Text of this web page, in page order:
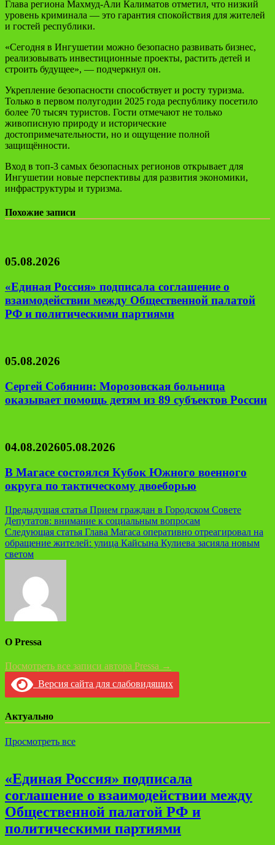
Глава региона Махмуд-Али Калиматов отметил, что низкий
уровень криминала — это гарантия спокойствия для жителей
и гостей республики.
«Сегодня в Ингушетии можно безопасно развивать бизнес,
реализовывать инвестиционные проекты, растить детей и
строить будущее», — подчеркнул он.
Укрепление безопасности способствует и росту туризма.
Только в первом полугодии 2025 года республику посетило
более 70 тысяч туристов. Гости отмечают не только
живописную природу и исторические
достопримечательности, но и ощущение полной
защищённости.
Вход в топ-3 самых безопасных регионов открывает для
Ингушетии новые перспективы для развития экономики,
инфраструктуры и туризма.
Похожие записи
05.08.2026
«Единая Россия» подписала соглашение о
взаимодействии между Общественной палатой
РФ и политическими партиями
05.08.2026
Сергей Собянин: Морозовская больница
оказывает помощь детям из 89 субъектов России
04.08.202605.08.2026
В Магасе состоялся Кубок Южного военного
округа по тактическому двоеборью
Навигация
по
записям
Предыдущая статья Прием граждан в Городском Совете
Депутатов: внимание к социальным вопросам
Следующая статья Глава Магаса оперативно отреагировал на
обращение жителей: улица Кайсына Кулиева засияла новым
светом
О Pressa
Посмотреть все записи автора Pressa →
Версия сайта для слабовидящих
Актуально
Просмотреть все
«Единая Россия» подписала
соглашение о взаимодействии между
Общественной палатой РФ и
политическими партиями